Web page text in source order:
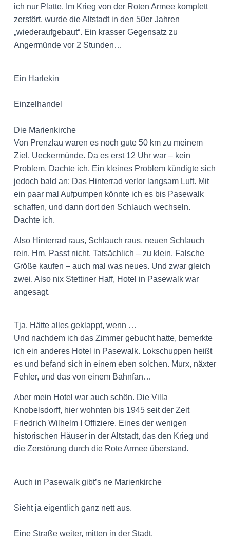
ich nur Platte. Im Krieg von der Roten Armee komplett
zerstört, wurde die Altstadt in den 50er Jahren
„wiederaufgebaut“. Ein krasser Gegensatz zu
Angermünde vor 2 Stunden…
Ein Harlekin
Einzelhandel
Die Marienkirche
Von Prenzlau waren es noch gute 50 km zu meinem
Ziel, Ueckermünde. Da es erst 12 Uhr war – kein
Problem. Dachte ich. Ein kleines Problem kündigte sich
jedoch bald an: Das Hinterrad verlor langsam Luft. Mit
ein paar mal Aufpumpen könnte ich es bis Pasewalk
schaffen, und dann dort den Schlauch wechseln.
Dachte ich.
Also Hinterrad raus, Schlauch raus, neuen Schlauch
rein. Hm. Passt nicht. Tatsächlich – zu klein. Falsche
Größe kaufen – auch mal was neues. Und zwar gleich
zwei. Also nix Stettiner Haff, Hotel in Pasewalk war
angesagt.
Tja. Hätte alles geklappt, wenn …
Und nachdem ich das Zimmer gebucht hatte, bemerkte
ich ein anderes Hotel in Pasewalk. Lokschuppen heißt
es und befand sich in einem eben solchen. Murx, näxter
Fehler, und das von einem Bahnfan…
Aber mein Hotel war auch schön. Die Villa
Knobelsdorff, hier wohnten bis 1945 seit der Zeit
Friedrich Wilhelm I Offiziere. Eines der wenigen
historischen Häuser in der Altstadt, das den Krieg und
die Zerstörung durch die Rote Armee überstand.
Auch in Pasewalk gibt’s ne Marienkirche
Sieht ja eigentlich ganz nett aus.
Eine Straße weiter, mitten in der Stadt.